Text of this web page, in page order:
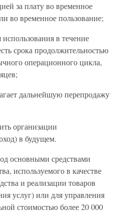
за плату во временное
во временное пользование;
в течение
срока продолжительностью
операционного цикла,
дальнейшую перепродажу
организации
в будущем.
основными средствами
используемого в качестве
и реализации товаров
услуг) или для управления
стоимостью более 20 000